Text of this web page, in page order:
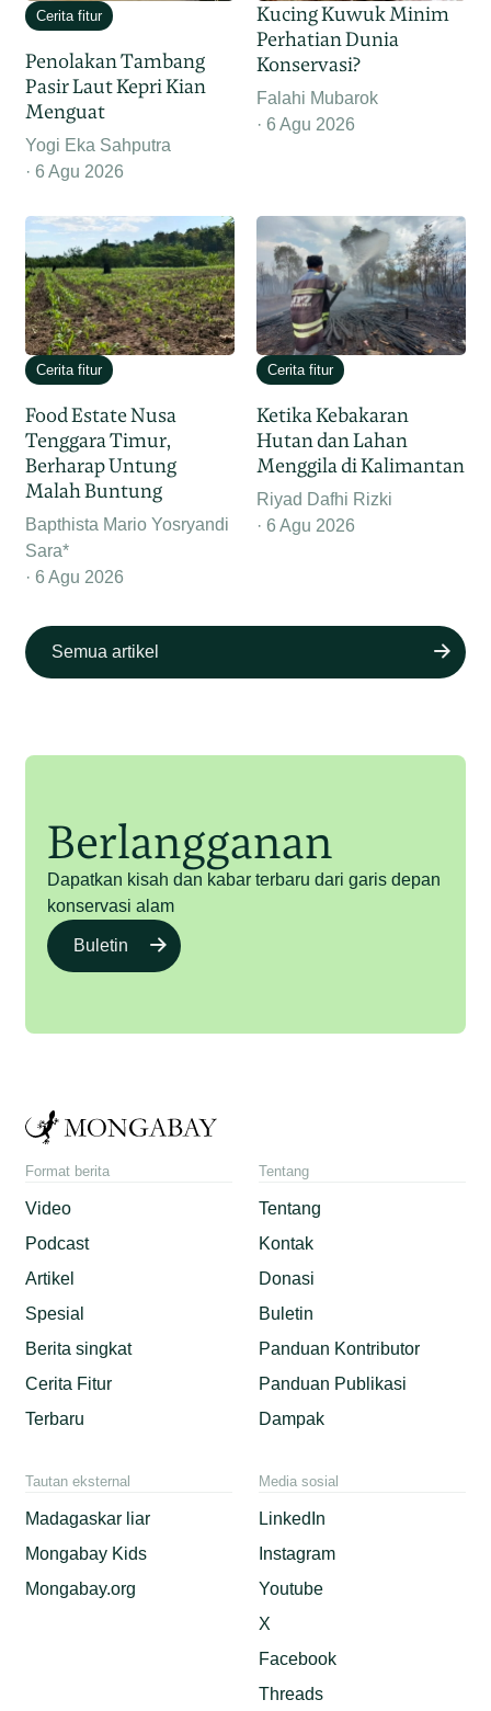
Cerita fitur
Penolakan Tambang
Pasir Laut Kepri Kian
Menguat
Yogi Eka Sahputra
6 Agu 2026
Kucing Kuwuk Minim
Perhatian Dunia
Konservasi?
Falahi Mubarok
6 Agu 2026
Cerita fitur
Food Estate Nusa
Tenggara Timur,
Berharap Untung
Malah Buntung
Bapthista Mario Yosryandi
Sara*
6 Agu 2026
Cerita fitur
Ketika Kebakaran
Hutan dan Lahan
Menggila di Kalimantan
Riyad Dafhi Rizki
6 Agu 2026
Semua artikel
Berlangganan
Dapatkan kisah dan kabar terbaru dari garis depan
konservasi alam
Buletin
Format berita
Video
Podcast
Artikel
Spesial
Berita singkat
Cerita Fitur
Terbaru
Tentang
Tentang
Kontak
Donasi
Buletin
Panduan Kontributor
Panduan Publikasi
Dampak
Tautan eksternal
Madagaskar liar
Mongabay Kids
Mongabay.org
Media sosial
LinkedIn
Instagram
Youtube
X
Facebook
Threads